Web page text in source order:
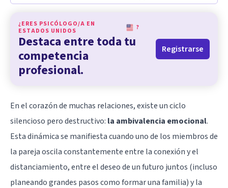
¿ERES PSICÓLOGO/A EN
ESTADOS UNIDOS
?
Destaca entre toda tu
competencia
profesional.
Registrarse
En el corazón de muchas relaciones, existe un ciclo
silencioso pero destructivo: la ambivalencia emocional.
Esta dinámica se manifiesta cuando uno de los miembros de
la pareja oscila constantemente entre la conexión y el
distanciamiento, entre el deseo de un futuro juntos (incluso
planeando grandes pasos como formar una familia) y la